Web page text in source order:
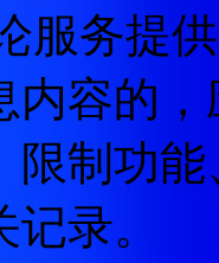
服务提
内容的
限制功
录。